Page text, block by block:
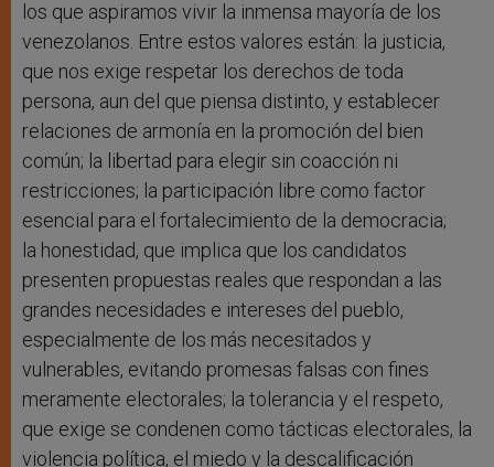
los que aspiramos vivir la inmensa mayoría de los
venezolanos. Entre estos valores están: la justicia,
que nos exige respetar los derechos de toda
persona, aun del que piensa distinto, y establecer
relaciones de armonía en la promoción del bien
común; la libertad para elegir sin coacción ni
restricciones; la participación libre como factor
esencial para el fortalecimiento de la democracia;
la honestidad, que implica que los candidatos
presenten propuestas reales que respondan a las
grandes necesidades e intereses del pueblo,
especialmente de los más necesitados y
vulnerables, evitando promesas falsas con fines
meramente electorales; la tolerancia y el respeto,
que exige se condenen como tácticas electorales, la
violencia política, el miedo y la descalificación